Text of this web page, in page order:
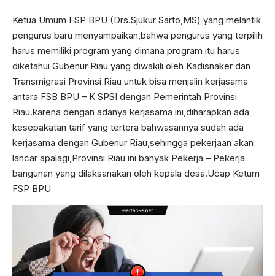
Ketua Umum FSP BPU (Drs.Sjukur Sarto,MS) yang melantik
pengurus baru menyampaikan,bahwa pengurus yang terpilih
harus memiliki program yang dimana program itu harus
diketahui Gubenur Riau yang diwakili oleh Kadisnaker dan
Transmigrasi Provinsi Riau untuk bisa menjalin kerjasama
antara FSB BPU – K SPSI dengan Pemerintah Provinsi
Riau.karena dengan adanya kerjasama ini,diharapkan ada
kesepakatan tarif yang tertera bahwasannya sudah ada
kerjasama dengan Gubenur Riau,sehingga pekerjaan akan
lancar apalagi,Provinsi Riau ini banyak Pekerja – Pekerja
bangunan yang dilaksanakan oleh kepala desa.Ucap Ketum
FSP BPU